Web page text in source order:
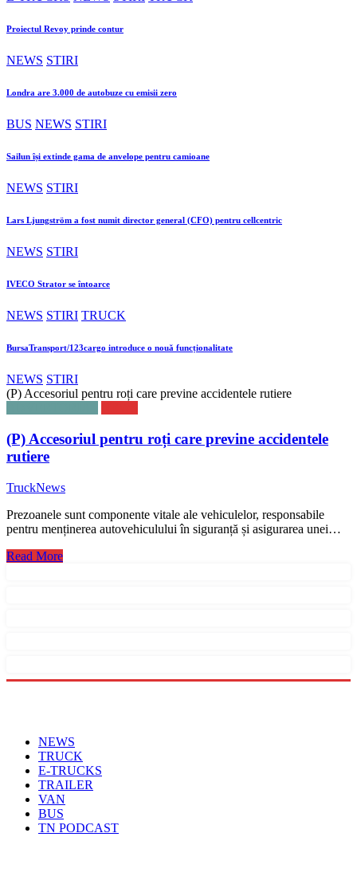
Proiectul Revoy prinde contur
NEWS STIRI
Londra are 3.000 de autobuze cu emisii zero
BUS NEWS STIRI
Sailun își extinde gama de anvelope pentru camioane
NEWS STIRI
Lars Ljungström a fost numit director general (CFO) pentru cellcentric
NEWS STIRI
IVECO Strator se întoarce
NEWS STIRI TRUCK
BursaTransport/123cargo introduce o nouă funcționalitate
NEWS STIRI
(P) Accesoriul pentru roți care previne accidentele rutiere
(P) Accesoriul pentru roți care previne accidentele
rutiere
TruckNews
Prezoanele sunt componente vitale ale vehiculelor, responsabile
pentru menținerea autovehiculului în siguranță și asigurarea unei…
Read More
NEWS
TRUCK
E-TRUCKS
TRAILER
VAN
BUS
TN PODCAST